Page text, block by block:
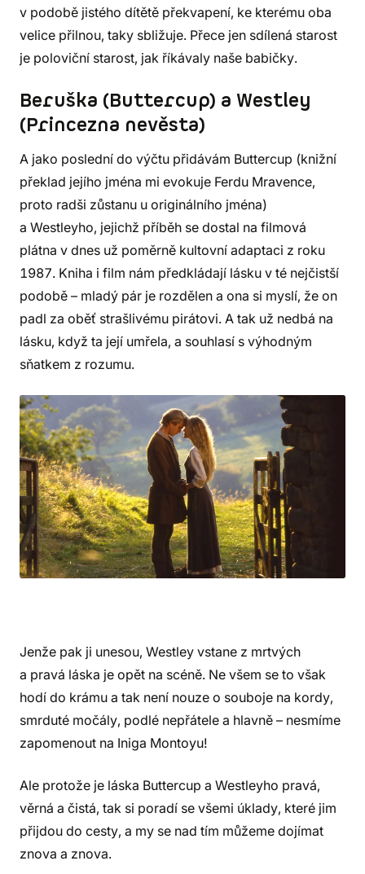
v podobě jistého dítětě překvapení, ke kterému oba
velice přilnou, taky sbližuje. Přece jen sdílená starost
je poloviční starost, jak říkávaly naše babičky.
Beruška (Buttercup) a Westley
(Princezna nevěsta)
A jako poslední do výčtu přidávám Buttercup (knižní
překlad jejího jména mi evokuje Ferdu Mravence,
proto radši zůstanu u originálního jména)
a Westleyho, jejichž příběh se dostal na filmová
plátna v dnes už poměrně kultovní adaptaci z roku
1987. Kniha i film nám předkládají lásku v té nejčistší
podobě – mladý pár je rozdělen a ona si myslí, že on
padl za oběť strašlivému pirátovi. A tak už nedbá na
lásku, když ta její umřela, a souhlasí s výhodným
sňatkem z rozumu.
Jenže pak ji unesou, Westley vstane z mrtvých
a pravá láska je opět na scéně. Ne všem se to však
hodí do krámu a tak není nouze o souboje na kordy,
smrduté močály, podlé nepřátele a hlavně – nesmíme
zapomenout na Iniga Montoyu!
Ale protože je láska Buttercup a Westleyho pravá,
věrná a čistá, tak si poradí se všemi úklady, které jim
přijdou do cesty, a my se nad tím můžeme dojímat
znova a znova.